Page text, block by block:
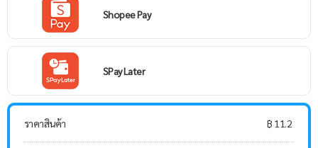
Shopee Pay
SPay Later
ราคาสินค้า ฿ 11.2